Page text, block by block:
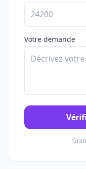
Votre demande